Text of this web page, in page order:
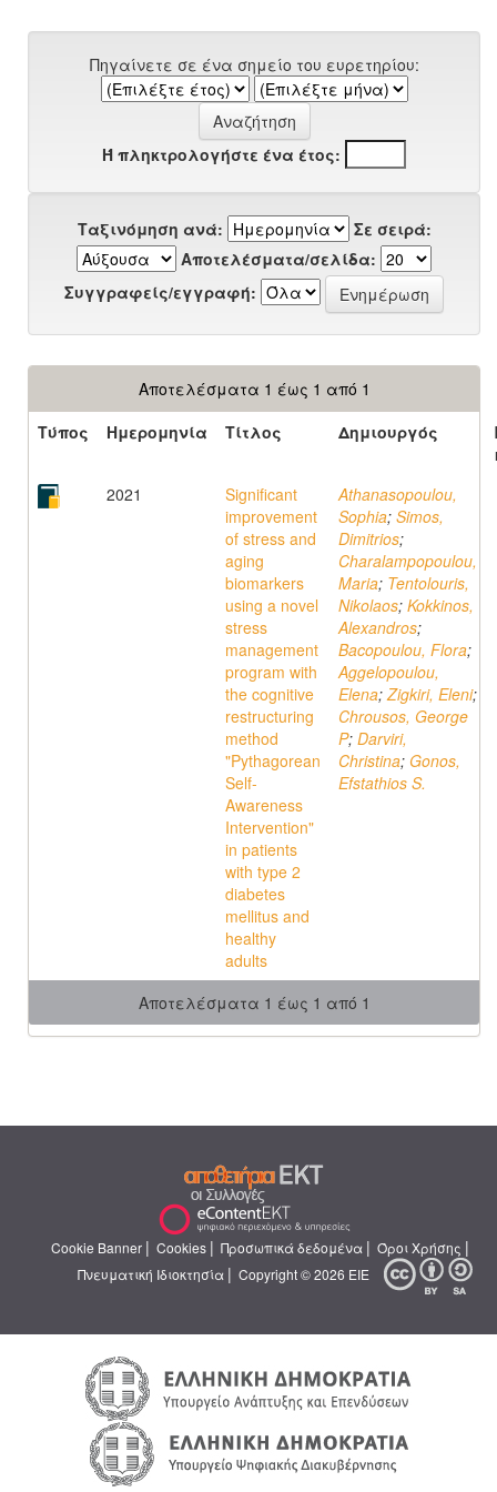
Πηγαίνετε σε ένα σημείο του ευρετηρίου:
Ή πληκτρολογήστε ένα έτος:
Ταξινόμηση ανά:
Σε σειρά:
Αποτελέσματα/σελίδα:
Συγγραφείς/εγγραφή:
Αποτελέσματα 1 έως 1 από 1
Τύπος
Ημερομηνία Τίτλος Δημιουργός
2021
Significant
improvement
of stress and
aging
biomarkers
using a novel
stress
management
program with
the cognitive
restructuring
method
"Pythagorean
Self-
Awareness
Intervention"
in patients
with type 2
diabetes
mellitus and
healthy
adults
Athanasopoulou,
Sophia; Simos,
Dimitrios;
Charalampopoulou,
Maria; Tentolouris,
Nikolaos; Kokkinos,
Alexandros;
Bacopoulou, Flora;
Aggelopoulou,
Elena;Zigkiri, Eleni;
Chrousos, George
P; Darviri,
Christina; Gonos,
Efstathios S.
Αποτελέσματα 1 έως 1 από 1
Cookie Banner | Cookies | Προσωπικά δεδομένα | Όροι Χρήσης |
Πνευματική Ιδιοκτησία | Copyright © 2026 ΕΙΕ